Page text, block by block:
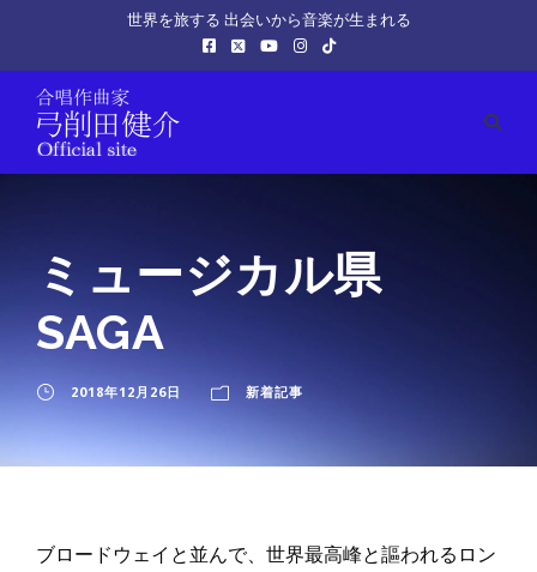
世界を旅する 出会いから音楽が生まれる
ミュージカル県
SAGA
2018年12月26日 新着記事
ブロードウェイと並んで、世界最高峰と謳われるロン